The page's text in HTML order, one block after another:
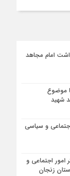
امام مجاهد
موضوع
شهید
اجتماعی و سیاسی
اجتماعی و
زنجان